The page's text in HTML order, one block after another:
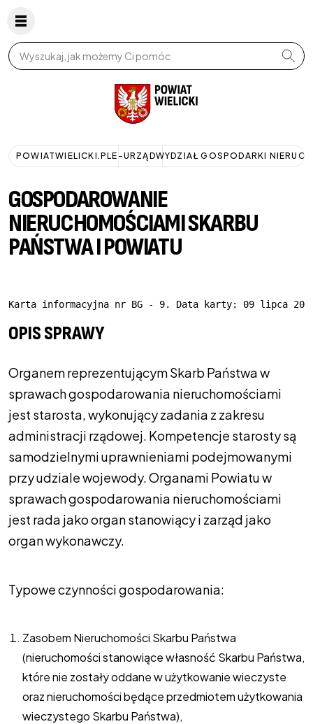
Wpisz szukaną frazę
POWIATWIELICKI.PLE-URZĄDWYDZIAŁ GOSPODARKI
GOSPODAROWANIE
NIERUCHOMOŚCIAMI SKARBU
PAŃSTWA I POWIATU
Karta informacyjna nr BG - 9. Data karty: 09 lipca
OPIS SPRAWY
Organem reprezentującym Skarb Państwa w
sprawach gospodarowania nieruchomościami
jest starosta, wykonujący zadania z zakresu
administracji rządowej. Kompetencje starosty są
samodzielnymi uprawnieniami podejmowanymi
przy udziale wojewody. Organami Powiatu w
sprawach gospodarowania nieruchomościami
jest rada jako organ stanowiący i zarząd jako
organ wykonawczy.
Typowe czynności gospodarowania:
Zasobem Nieruchomości Skarbu Państwa
(nieruchomości stanowiące własność Skarbu Państwa,
które nie zostały oddane w użytkowanie wieczyste
oraz nieruchomości będące przedmiotem użytkowania
wieczystego Skarbu Państwa),